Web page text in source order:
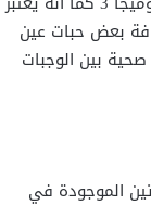
بعض حبات عين
بين الوجبات
الموجودة في